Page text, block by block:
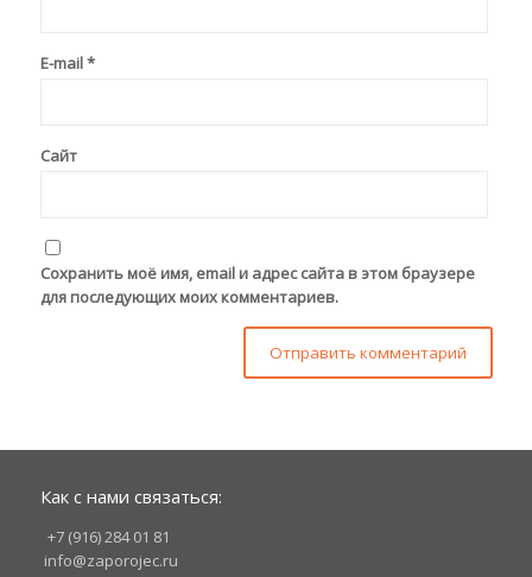
E-mail*
Сайт
Сохранить моё имя, email и адрес сайта в этом браузере
для последующих моих комментариев.
Как с нами связаться:
+7 (916) 284 01 81
info@zaporojec.ru